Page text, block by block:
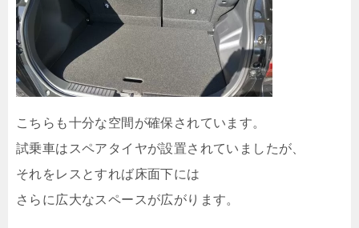
こちらも十分な空間が確保されています。
試乗車はスペアタイヤが設置されていましたが、
それをレスとすれば床面下には
さらに広大なスペースが広がります。